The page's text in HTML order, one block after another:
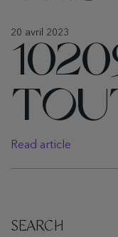
20 avril 2023
Read article
SEARCH